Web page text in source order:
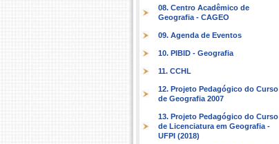
08. Centro Acadêmico de
Geografia - CAGEO
09. Agenda de Eventos
10. PIBID - Geografia
11. CCHL
12. Projeto Pedagógico do Curso
de Geografia 2007
13. Projeto Pedagógico do Curso
de Licenciatura em Geografia -
UFPI (2018)